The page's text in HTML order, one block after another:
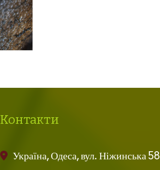
Контакти
Україна, Одеса, вул. Ніжинська 58